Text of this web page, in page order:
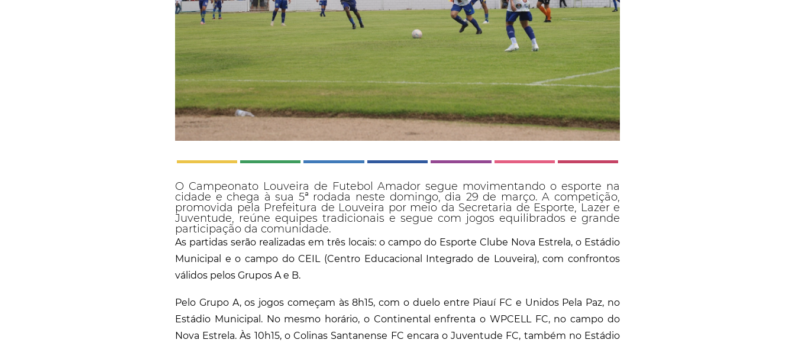
O Campeonato Louveira de Futebol Amador segue movimentando o esporte na
cidade e chega à sua 5ª rodada neste domingo, dia 29 de março. A competição,
promovida pela Prefeitura de Louveira por meio da Secretaria de Esporte, Lazer e
Juventude, reúne equipes tradicionais e segue com jogos equilibrados e grande
participação da comunidade.
As partidas serão realizadas em três locais: o campo do Esporte Clube Nova Estrela, o Estádio
Municipal e o campo do CEIL (Centro Educacional Integrado de Louveira), com confrontos
válidos pelos Grupos A e B.
Pelo Grupo A, os jogos começam às 8h15, com o duelo entre Piauí FC e Unidos Pela Paz, no
Estádio Municipal. No mesmo horário, o Continental enfrenta o WPCELL FC, no campo do
Nova Estrela. Às 10h15, o Colinas Santanense FC encara o Juventude FC, também no Estádio